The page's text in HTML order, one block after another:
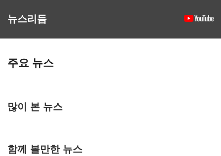
뉴스리듬
주요 뉴스
많이 본 뉴스
함께 볼만한 뉴스